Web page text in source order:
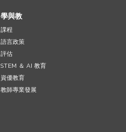
學與教
課程
語言政策
評估
STEM ＆ AI 教育
資優教育
教師專業發展